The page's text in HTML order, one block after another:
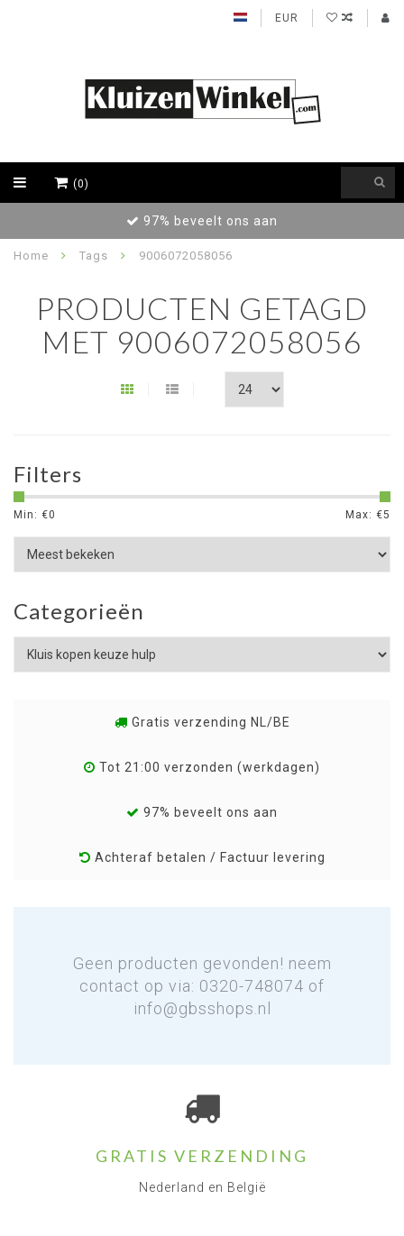
EUR
(0)
97% beveelt ons aan
Home Tags 9006072058056
PRODUCTEN GETAGD
MET 9006072058056
Filters
Min: €0 Max: €5
Categorieën
Gratis verzending NL/BE
Tot 21:00 verzonden (werkdagen)
97% beveelt ons aan
Achteraf betalen / Factuur levering
Geen producten gevonden! neem
contact op via: 0320-748074 of
info@gbsshops.nl
GRATIS VERZENDING
Nederland en België